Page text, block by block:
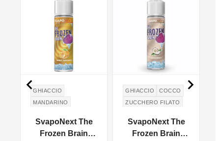
GHIACCIO
MANDARINO
SvapoNext The
Frozen Brain
GHIACCIO
COCCO
ZUCCHERO FILATO
SvapoNext The
Frozen Brain
 